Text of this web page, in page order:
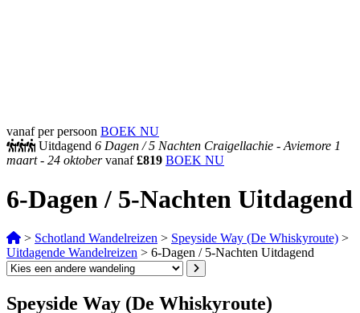
vanaf per persoon BOEK NU
Uitdagend 6 Dagen /5 Nachten Craigellachie - Aviemore 1
maart - 24 oktobervanaf£819 BOEK NU
6-Dagen / 5-Nachten Uitdagend
> Schotland Wandelreizen > Speyside Way (De Whiskyroute) >
Uitdagende Wandelreizen > 6-Dagen / 5-Nachten Uitdagend
Speyside Way (De Whiskyroute)